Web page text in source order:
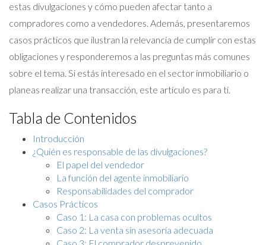
estas divulgaciones y cómo pueden afectar tanto a
compradores como a vendedores. Además, presentaremos
casos prácticos que ilustran la relevancia de cumplir con estas
obligaciones y responderemos a las preguntas más comunes
sobre el tema. Si estás interesado en el sector inmobiliario o
planeas realizar una transacción, este artículo es para ti.
Tabla de Contenidos
Introducción
¿Quién es responsable de las divulgaciones?
El papel del vendedor
La función del agente inmobiliario
Responsabilidades del comprador
Casos Prácticos
Caso 1: La casa con problemas ocultos
Caso 2: La venta sin asesoría adecuada